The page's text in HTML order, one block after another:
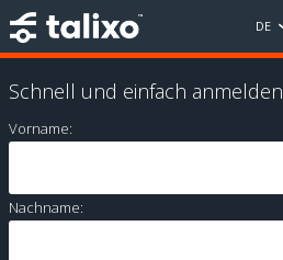
DE
Schnell und einfach anmelden
Vorname:
Nachname: